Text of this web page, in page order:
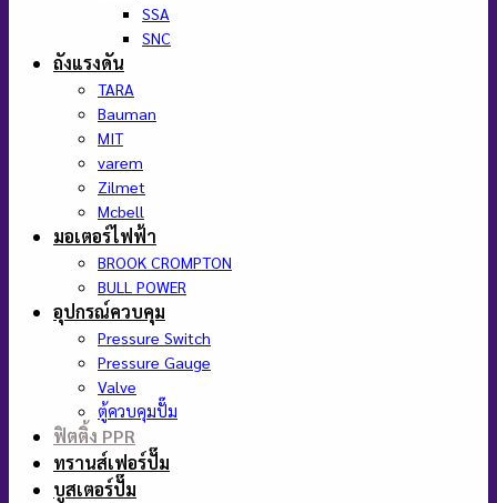
SSA
SNC
ถังแรงดัน
TARA
Bauman
MIT
varem
Zilmet
Mcbell
มอเตอร์ไฟฟ้า
BROOK CROMPTON
BULL POWER
อุปกรณ์ควบคุม
Pressure Switch
Pressure Gauge
Valve
ตู้ควบคุมปั๊ม
ฟิตติ้ง PPR
ทรานส์เฟอร์ปั๊ม
บูสเตอร์ปั๊ม